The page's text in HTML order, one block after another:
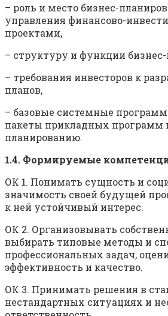
– роль и место бизнес-
управления финансово-
проектами,
– структуру и функции бизнес-
– требования инвесторов к
планов,
– базовые системные
пакеты прикладных программ
планированию.
1.4. Формируемые
ОК 1. Понимать сущность и
значимость своей будущей
к ней устойчивый интерес.
ОК 2. Организовывать
выбирать типовые методы и
профессиональных задач,
эффективность и качество.
ОК 3. Принимать решения в
нестандартных ситуациях и